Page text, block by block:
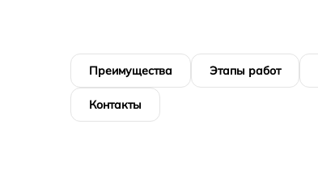
Преимущества Этапы работ
Контакты